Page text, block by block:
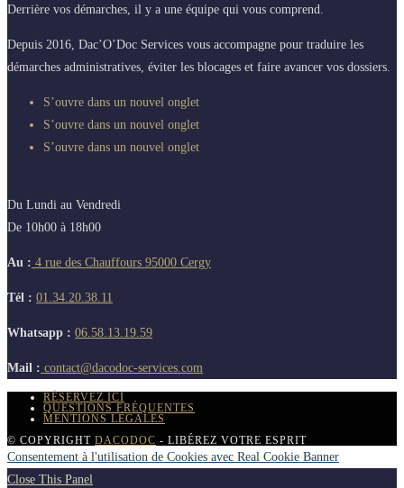
Derrière vos démarches, il y a une équipe qui vous comprend.
Depuis 2016, Dac’O’Doc Services vous accompagne pour traduire les
démarches administratives, éviter les blocages et faire avancer vos dossiers.
S’ouvre dans un nouvel onglet
S’ouvre dans un nouvel onglet
S’ouvre dans un nouvel onglet
Du Lundi au Vendredi
De 10h00 à 18h00
Au : 4 rue des Chauffours 95000 Cergy
Tél : 01.34.20.38.11
Whatsapp : 06.58.13.19.59
Mail : contact@dacodoc-services.com
RÉSERVEZ ICI
QUESTIONS FRÉQUENTES
MENTIONS LÉGALES
© COPYRIGHT DACODOC - LIBÉREZ VOTRE ESPRIT
Consentement à l'utilisation de Cookies avec Real Cookie Banner
Close This Panel